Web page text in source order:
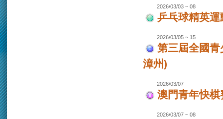
2026/03/03 ~ 08
乒乓球精英
2026/03/05 ~ 15
第三屆全國
漳州)
2026/03/07
澳門青年快棋
2026/03/07 ~ 08